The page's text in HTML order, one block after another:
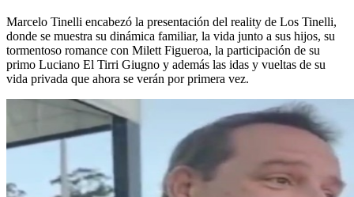
Marcelo Tinelli encabezó la presentación del reality de Los Tinelli,
donde se muestra su dinámica familiar, la vida junto a sus hijos, su
tormentoso romance con Milett Figueroa, la participación de su
primo Luciano El Tirri Giugno y además las idas y vueltas de su
vida privada que ahora se verán por primera vez.